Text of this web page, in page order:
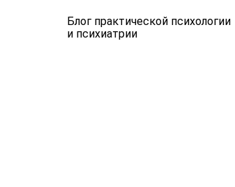
Блог практической психологии
и психиатрии